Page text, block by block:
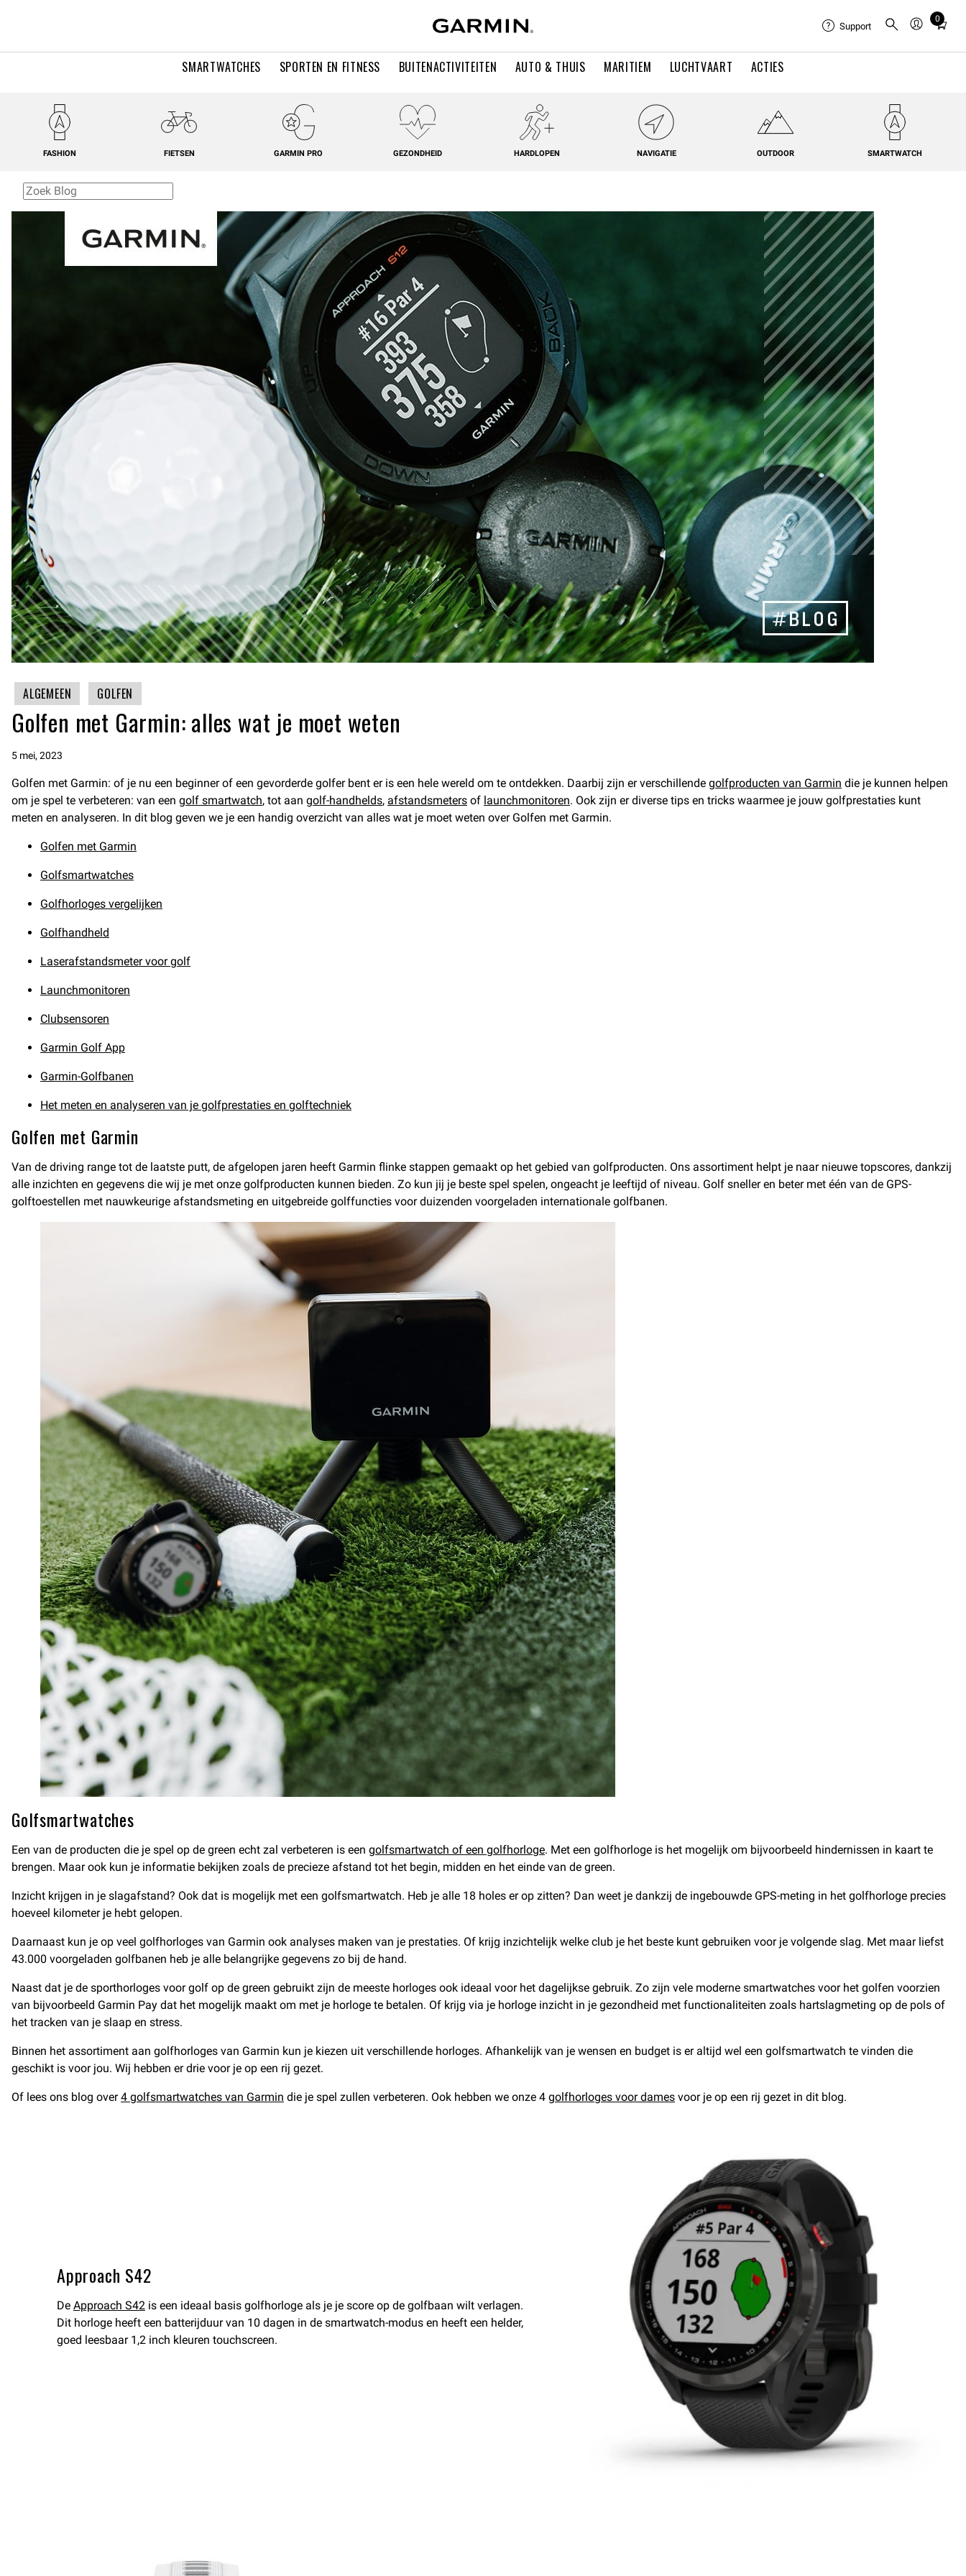
SMARTWATCHES SPORTEN EN FITNESS BUITENACTIVITEITEN AUTO & THUIS MARITIEM LUCHTVAART ACTIES
Support
0
Total
in
FASHION FIETSEN GARMIN PRO GEZONDHEID HARDLOPEN NAVIGATIE OUTDOOR SMARTWATCH
ALGEMEEN GOLFEN
Golfen met Garmin: alles wat je moet weten
5 mei, 2023
Golfen met Garmin: of je nu een beginner of een gevorderde golfer bent er is een hele wereld om te ontdekken. Daarbij zijn er verschillende golfproducten van Garmin die je kunnen helpen
om je spel te verbeteren: van een golf smartwatch, tot aan golf-handhelds, afstandsmeters of launchmonitoren. Ook zijn er diverse tips en tricks waarmee je jouw golfprestaties kunt
meten en analyseren. In dit blog geven we je een handig overzicht van alles wat je moet weten over Golfen met Garmin.
Golfen met Garmin
Golfsmartwatches
Golfhorloges vergelijken
Golfhandheld
Laserafstandsmeter voor golf
Launchmonitoren
Clubsensoren
Garmin Golf App
Garmin-Golfbanen
Het meten en analyseren van je golfprestaties en golftechniek
Golfen met Garmin
Van de driving range tot de laatste putt, de afgelopen jaren heeft Garmin flinke stappen gemaakt op het gebied van golfproducten. Ons assortiment helpt je naar nieuwe topscores, dankzij
alle inzichten en gegevens die wij je met onze golfproducten kunnen bieden. Zo kun jij je beste spel spelen, ongeacht je leeftijd of niveau. Golf sneller en beter met één van de GPS-
golftoestellen met nauwkeurige afstandsmeting en uitgebreide golffuncties voor duizenden voorgeladen internationale golfbanen.
Golfsmartwatches
Een van de producten die je spel op de green echt zal verbeteren is een golfsmartwatch of een golfhorloge. Met een golfhorloge is het mogelijk om bijvoorbeeld hindernissen in kaart te
brengen. Maar ook kun je informatie bekijken zoals de precieze afstand tot het begin, midden en het einde van de green.
Inzicht krijgen in je slagafstand? Ook dat is mogelijk met een golfsmartwatch. Heb je alle 18 holes er op zitten? Dan weet je dankzij de ingebouwde GPS-meting in het golfhorloge precies
hoeveel kilometer je hebt gelopen.
Daarnaast kun je op veel golfhorloges van Garmin ook analyses maken van je prestaties. Of krijg inzichtelijk welke club je het beste kunt gebruiken voor je volgende slag. Met maar liefst
43.000 voorgeladen golfbanen heb je alle belangrijke gegevens zo bij de hand.
Naast dat je de sporthorloges voor golf op de green gebruikt zijn de meeste horloges ook ideaal voor het dagelijkse gebruik. Zo zijn vele moderne smartwatches voor het golfen voorzien
van bijvoorbeeld Garmin Pay dat het mogelijk maakt om met je horloge te betalen. Of krijg via je horloge inzicht in je gezondheid met functionaliteiten zoals hartslagmeting op de pols of
het tracken van je slaap en stress.
Binnen het assortiment aan golfhorloges van Garmin kun je kiezen uit verschillende horloges. Afhankelijk van je wensen en budget is er altijd wel een golfsmartwatch te vinden die
geschikt is voor jou. Wij hebben er drie voor je op een rij gezet.
Of lees ons blog over4 golfsmartwatches van Garmin die je spel zullen verbeteren. Ook hebben we onze 4 golfhorloges voor dames voor je op een rij gezet in dit blog.
Approach S42
De Approach S42is een ideaal basis golfhorloge als je je score op de golfbaan wilt verlagen.
Dit horloge heeft een batterijduur van 10 dagen in de smartwatch-modus en heeft een helder,
goed leesbaar 1,2 inch kleuren touchscreen.